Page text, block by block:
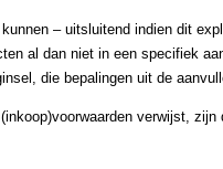
– uitsluitend indien dit
al dan niet in een specifiek
die bepalingen uit de
verwijst,